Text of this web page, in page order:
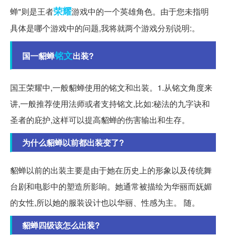
蝉"则是王者荣耀游戏中的一个英雄角色。由于您未指明
具体是哪个游戏中的问题,我将就两个游戏分别说明:。
国一貂蝉铭文出装?
国王荣耀中,一般貂蝉使用的铭文和出装。1.从铭文角度来
讲,一般推荐使用法师或者支持铭文,比如:秘法的九字诀和
圣者的庇护,这样可以提高貂蝉的伤害输出和生存。
为什么貂蝉以前都出装变了?
貂蝉以前的出装主要是由于她在历史上的形象以及传统舞
台剧和电影中的塑造所影响。她通常被描绘为华丽而妩媚
的女性,所以她的服装设计也以华丽、性感为主。 随。
貂蝉四级该怎么出装?